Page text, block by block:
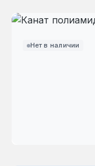
Нет в наличии
Пропустить